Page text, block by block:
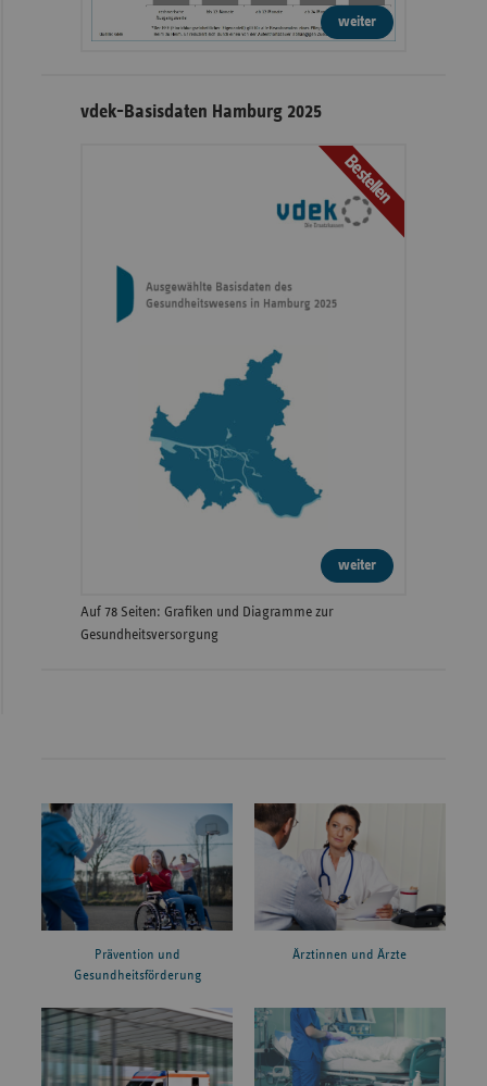
weiter
vdek-Basisdaten Hamburg 2025
Bestellen
weiter
Auf 78 Seiten: Grafiken und Diagramme zur
Gesundheitsversorgung
Prävention und
Gesundheitsförderung
Ärztinnen und Ärzte